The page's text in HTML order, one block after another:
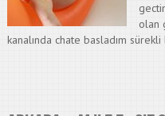
olan
kanalında chate basladım